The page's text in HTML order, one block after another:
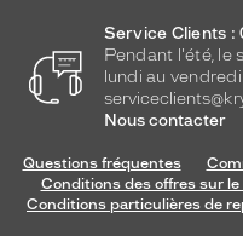
Service Clients
Pendant l'été, le
lundi au vendredi
Nous contacter
Questions fréquentes
Conditions des offres sur le
Conditions particulières de